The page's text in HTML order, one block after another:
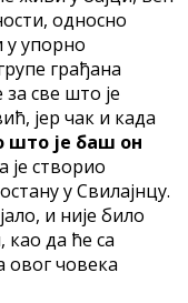
односно
у упорно
грађана
за све што је
јер чак и када
што је баш он
је створио
у Свилајнцу.
и није било
да ће са
овог човека